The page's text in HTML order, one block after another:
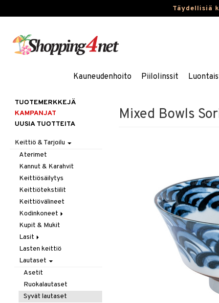
Täydellisiä
Kauneudenhoito Piilolinssit
Mixed Bowls
TUOTEMERKKEJÄ
KAMPANJAT
UUSIA TUOTTEITA
Keittiö & Tarjoilu
Aterimet
Kannut & Karahvit
Keittiösäilytys
Keittiötekstiilit
Keittiövälineet
Kodinkoneet
Kahvi, Tee & Espresso
Leivänpaahtimet
Mixerit &
Sähkövatkaimet
Muut koneet
Vedenkeittimet
Kupit & Mukit
Lasit
Juoma- & Cocktailasit
Juomalasit
Olutlasit
Shamppanjalasit
Snapsi- & Aveclasit
Lasten keittiö
Lautaset
Asetit
Ruokalautaset
Syvät lautaset